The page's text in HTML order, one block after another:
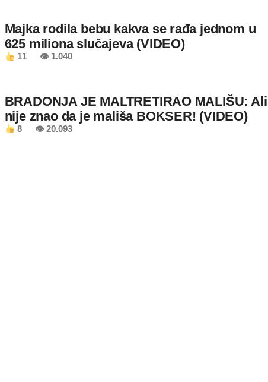
Majka rodila bebu kakva se rađa jednom u
625 miliona slučajeva (VIDEO)
11 👁 1.040
BRADONJA JE MALTRETIRAO MALIŠU: Ali
nije znao da je mališa BOKSER! (VIDEO)
8 👁 20.093